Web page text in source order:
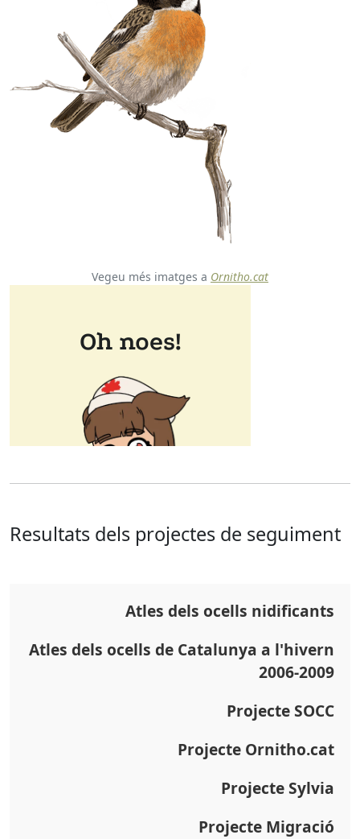
Vegeu més imatges a Ornitho.cat
Resultats dels projectes de seguiment
Atles dels ocells nidificants
Atles dels ocells de Catalunya a l'hivern
2006-2009
Projecte SOCC
Projecte Ornitho.cat
Projecte Sylvia
Projecte Migració